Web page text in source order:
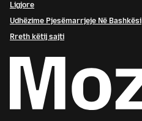
Ligjore
Udhëzime Pjesëmarrjeje Në Bashkësi
Rreth këtij sajti